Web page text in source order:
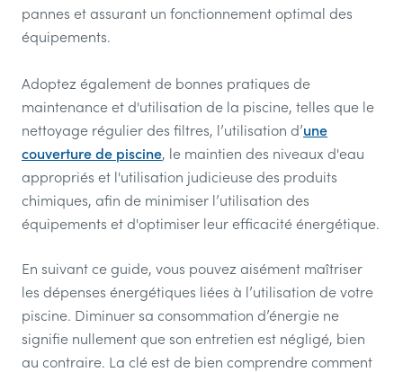
pannes et assurant un fonctionnement optimal des
équipements.
Adoptez également de bonnes pratiques de
maintenance et d'utilisation de la piscine, telles que le
nettoyage régulier des filtres, l’utilisation d’une
couverture de piscine, le maintien des niveaux d'eau
appropriés et l'utilisation judicieuse des produits
chimiques, afin de minimiser l’utilisation des
équipements et d'optimiser leur efficacité énergétique.
En suivant ce guide, vous pouvez aisément maîtriser
les dépenses énergétiques liées à l’utilisation de votre
piscine. Diminuer sa consommation d’énergie ne
signifie nullement que son entretien est négligé, bien
au contraire. La clé est de bien comprendre comment